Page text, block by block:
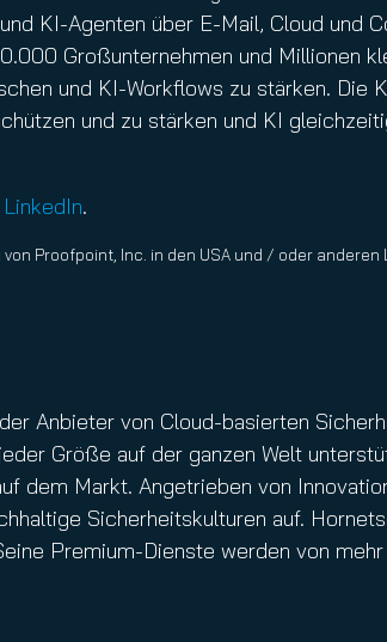
KI-Agenten über E-Mail, Cloud
Großunternehmen und Millionen
und KI-Workflows zu stärken.
und zu stärken und KI
LinkedIn.
Proofpoint, Inc. in den USA und / oder
Anbieter von Cloud-basierten
Größe auf der ganzen Welt
dem Markt. Angetrieben von
Sicherheitskulturen auf.
Premium-Dienste werden von